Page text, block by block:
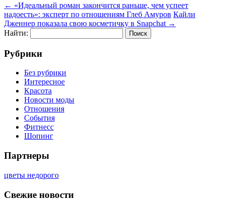
← «Идеальный роман закончится раньше, чем успеет
надоесть»: эксперт по отношениям Глеб Амуров Кайли
Дженнер показала свою косметичку в Snapchat →
Найти:
Рубрики
Без рубрики
Интересное
Красота
Новости моды
Отношения
События
Фитнесс
Шопинг
Партнеры
цветы недорого
Свежие новости